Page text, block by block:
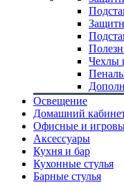
Чехлы
Освещение
Домашний
Офисные и
Аксессуары
Кухня и бар
Кухонные стулья
Барные стулья